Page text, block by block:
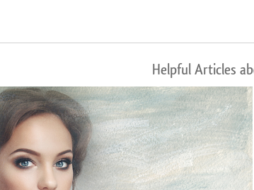
Helpful Articles